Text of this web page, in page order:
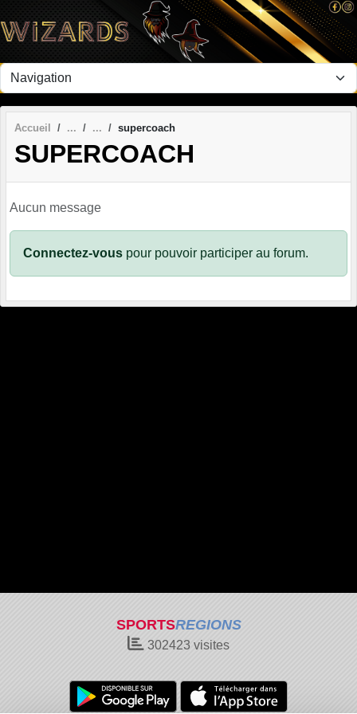
Accueil supercoach
SUPERCOACH
Aucun message
Connectez-vous pour pouvoir participer au forum.
SPORTSREGIONS
302423 visites
Panneau de gestion des cookies